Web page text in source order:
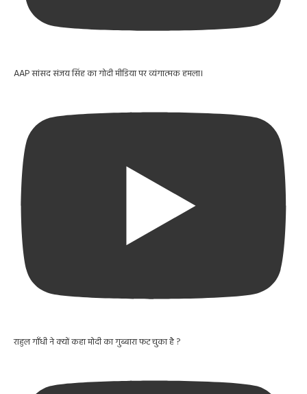
AAP सांसद संजय सिंह का गोदी मीडिया पर व्यंगात्मक हमला।
राहुल गाँधी ने क्यों कहा मोदी का गुब्बारा फट चुका है ?